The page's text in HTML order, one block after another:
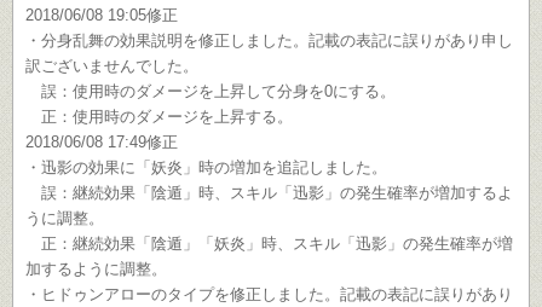
2018/06/08 19:05修正
・分身乱舞の効果説明を修正しました。記載の表記に誤りがあり申し
訳ございませんでした。
誤：使用時のダメージを上昇して分身を0にする。
正：使用時のダメージを上昇する。
2018/06/08 17:49修正
・迅影の効果に「妖炎」時の増加を追記しました。
誤：継続効果「陰遁」時、スキル「迅影」の発生確率が増加するよ
うに調整。
正：継続効果「陰遁」「妖炎」時、スキル「迅影」の発生確率が増
加するように調整。
・ヒドゥンアローのタイプを修正しました。記載の表記に誤りがあり